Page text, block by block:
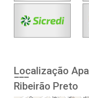
Localização
Ribeirão Preto